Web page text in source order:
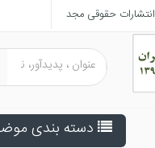
انتشارات حقوقی مجد
دسته بندی